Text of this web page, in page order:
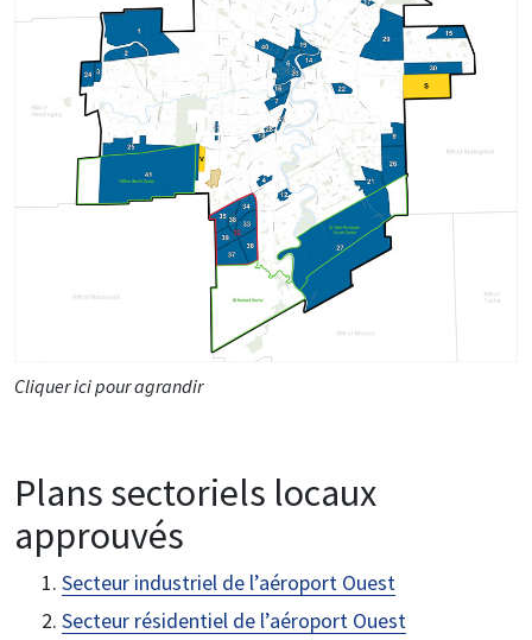
Cliquer ici pour agrandir
Plans sectoriels locaux
approuvés
Secteur industriel de l’aéroport Ouest
Secteur résidentiel de l’aéroport Ouest